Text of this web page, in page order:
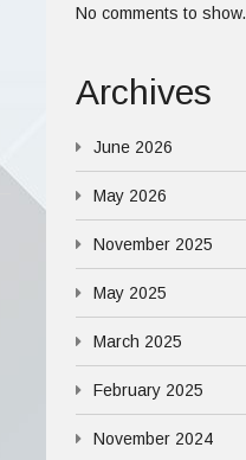
No comments to show.
Archives
June 2026
May 2026
November 2025
May 2025
March 2025
February 2025
November 2024